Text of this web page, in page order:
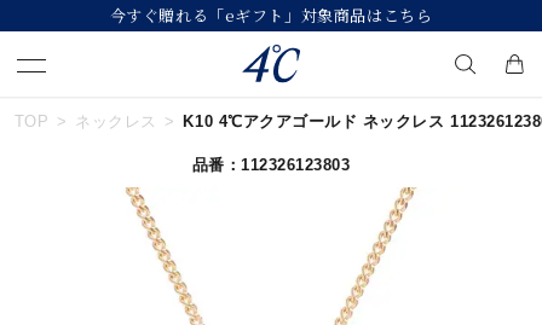
【価格改定のお知らせ 8月17日(月)より 】
キーワードで検索する
人気検索キーワード
#ハーフエタニティリング
TOP ネックレス K10 4℃アクアゴールド ネックレス
品番：112326123803